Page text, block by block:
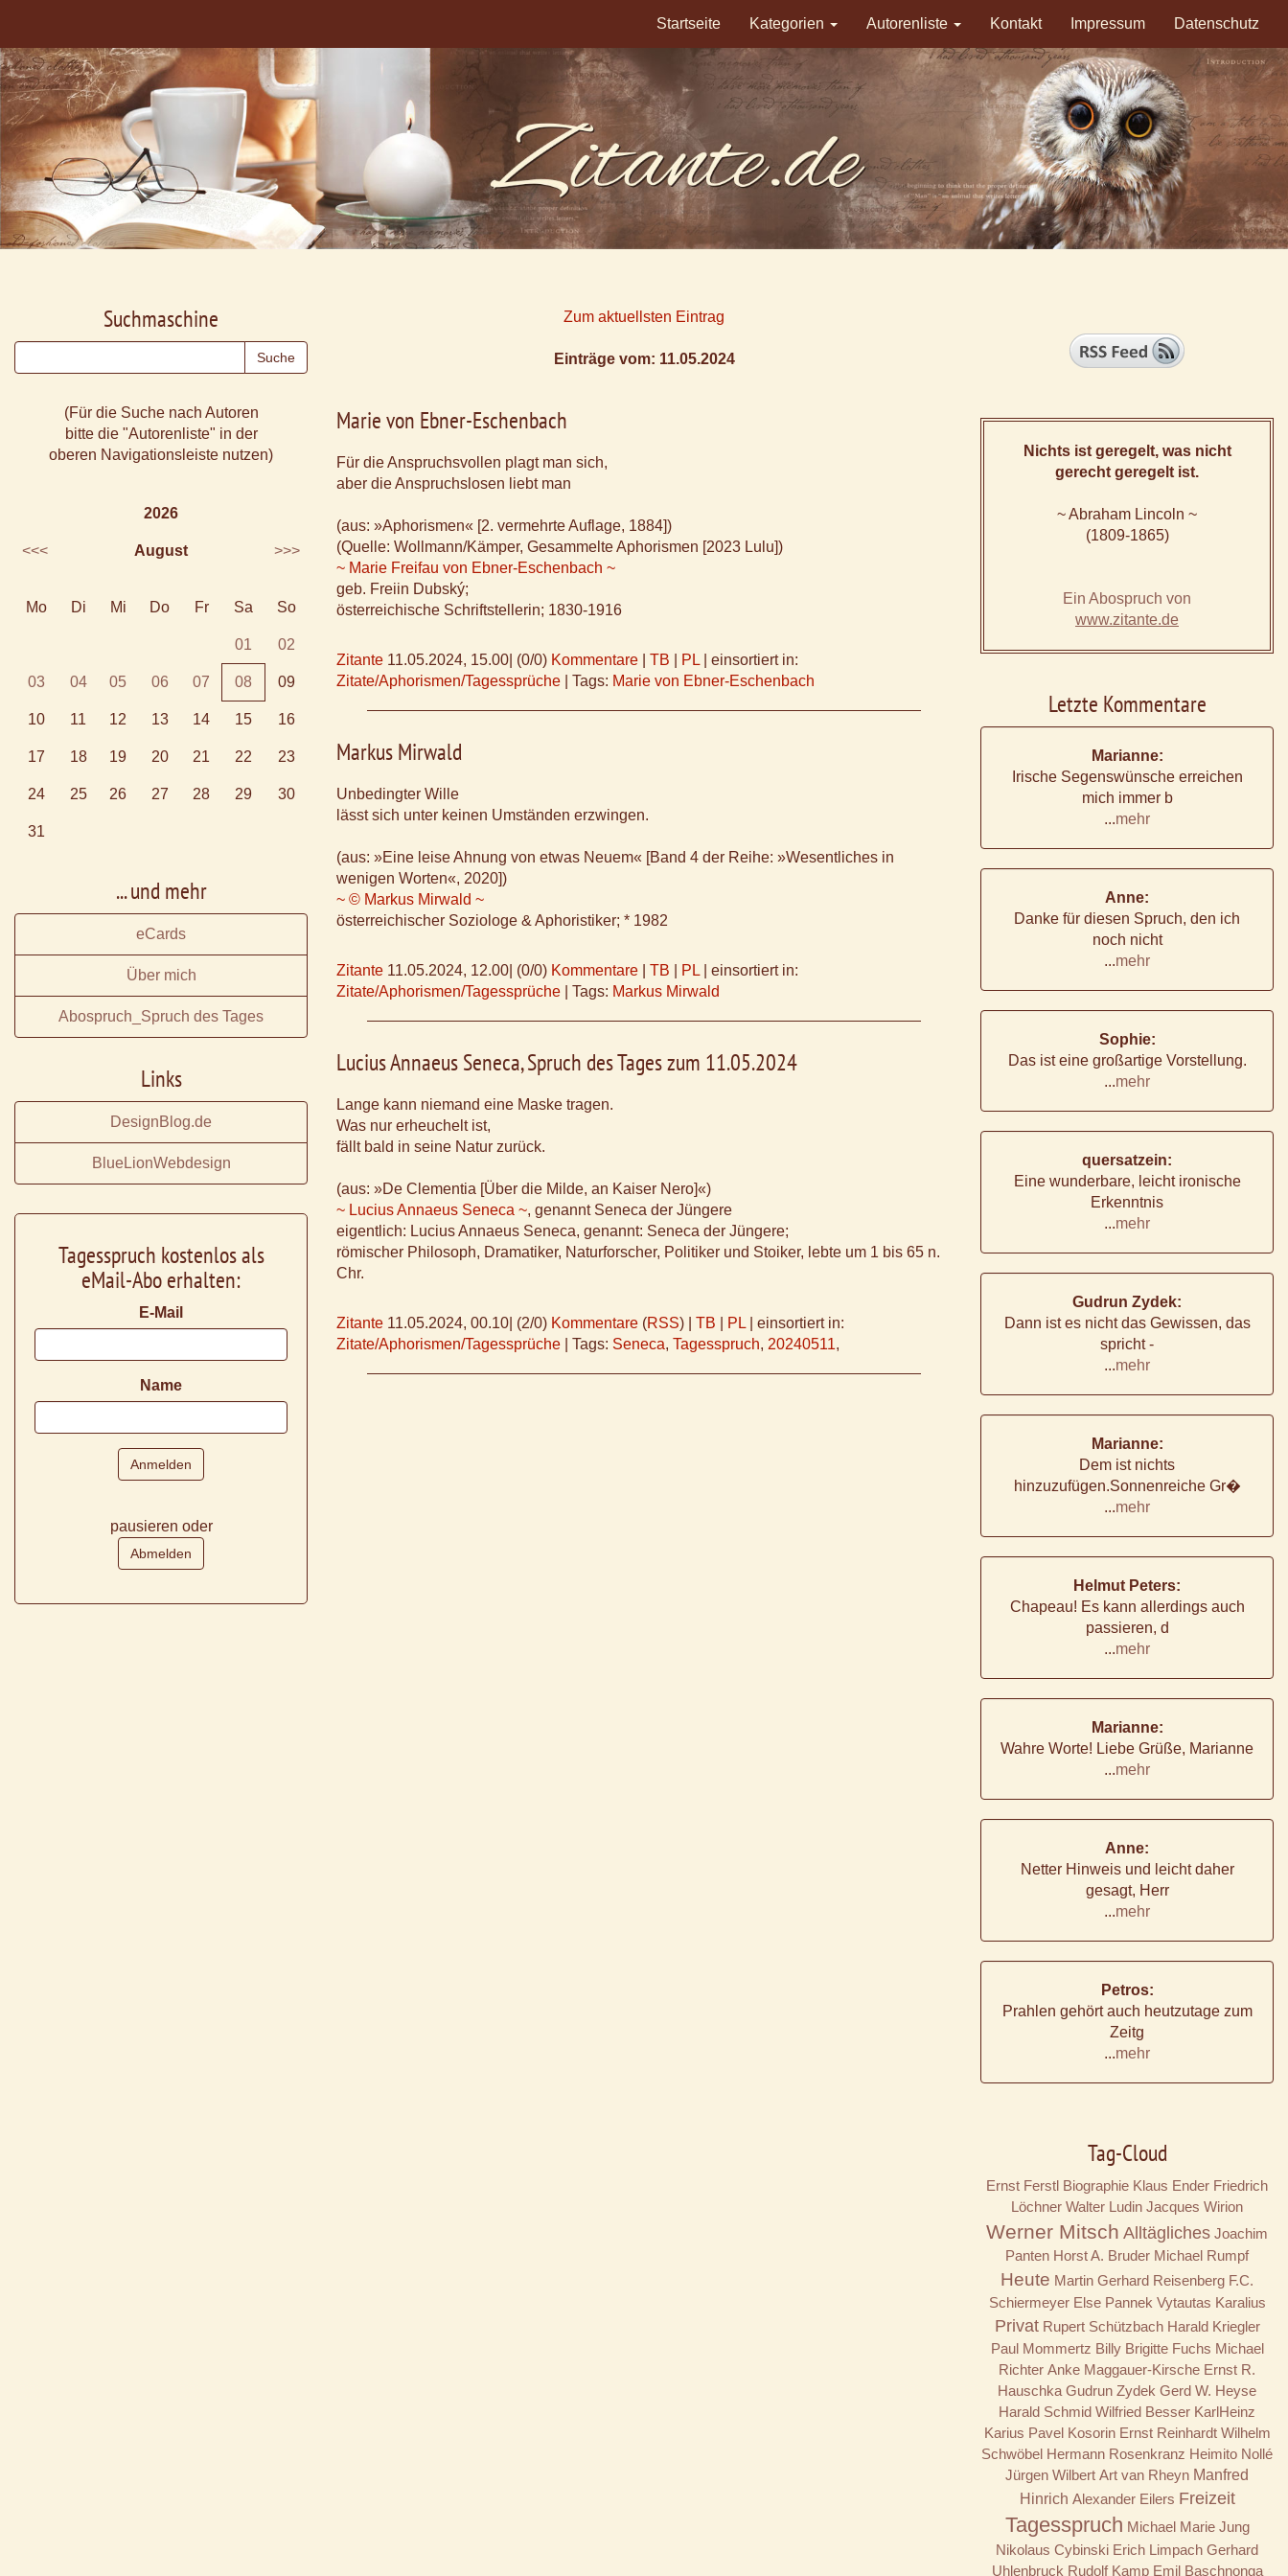
Startseite Kategorien Autorenliste Kontakt Impressum Datenschutz
Zum aktuellsten Eintrag
Einträge vom: 11.05.2024
Marie von Ebner-Eschenbach
Für die Anspruchsvollen plagt man sich,
aber die Anspruchslosen liebt man
(aus: »Aphorismen« [2. vermehrte Auflage, 1884])
(Quelle: Wollmann/Kämper, Gesammelte Aphorismen [2023 Lulu])
~ Marie Freifau von Ebner-Eschenbach ~
geb. Freiin Dubský;
österreichische Schriftstellerin; 1830-1916
Zitante 11.05.2024, 15.00 (0/0) Kommentare TB PL
einsortiert in:
Zitate/Aphorismen/Tagessprüche
Tags: Marie von Ebner-Eschenbach
Markus Mirwald
Unbedingter Wille
lässt sich unter keinen Umständen erzwingen.
(aus: »Eine leise Ahnung von etwas Neuem« [Band 4 der Reihe: »Wesentliches in
wenigen Worten«, 2020])
~ © Markus Mirwald ~
österreichischer Soziologe & Aphoristiker; * 1982
Zitante 11.05.2024, 12.00 (0/0) Kommentare TB PL
einsortiert in:
Zitate/Aphorismen/Tagessprüche
Tags: Markus Mirwald
Lucius Annaeus Seneca, Spruch des Tages zum 11.05.2024
Lange kann niemand eine Maske tragen.
Was nur erheuchelt ist,
fällt bald in seine Natur zurück.
(aus: »De Clementia [Über die Milde, an Kaiser Nero]«)
~ Lucius Annaeus Seneca ~, genannt Seneca der Jüngere
eigentlich: Lucius Annaeus Seneca, genannt: Seneca der Jüngere;
römischer Philosoph, Dramatiker, Naturforscher, Politiker und Stoiker, lebte um 1 bis 65 n.
Chr.
Zitante 11.05.2024, 00.10 (2/0) Kommentare (RSS) | TB PL
einsortiert in:
Zitate/Aphorismen/Tagessprüche
Tags: Seneca, Tagesspruch, 20240511,
Suchmaschine
(Für die Suche nach Autoren
bitte die "Autorenliste" in der
oberen Navigationsleiste nutzen)
2026
<<< August >>>
Mo Di Mi Do Fr Sa So
01 02
03 04 05 06 07 08 09
10 11 12 13 14 15 16
17 18 19 20 21 22 23
24 25 26 27 28 29 30
31
... und mehr
eCards
Über mich
Abospruch_Spruch des Tages
Links
DesignBlog.de
BlueLionWebdesign
Tagesspruch kostenlos als
eMail-Abo erhalten:
E-Mail
Name
pausieren oder
Nichts ist geregelt, was nicht
gerecht geregelt ist.
~ Abraham Lincoln ~
(1809-1865)
Ein Abospruch von
www.zitante.de
Letzte Kommentare
Marianne:
Irische Segenswünsche erreichen
mich immer b
...mehr
Anne:
Danke für diesen Spruch, den ich
noch nicht
...mehr
Sophie:
Das ist eine großartige Vorstellung.
...mehr
quersatzein:
Eine wunderbare, leicht ironische
Erkenntnis
...mehr
Gudrun Zydek:
Dann ist es nicht das Gewissen, das
spricht -
...mehr
Marianne:
Dem ist nichts
hinzuzufügen.Sonnenreiche Gr�
...mehr
Helmut Peters:
Chapeau! Es kann allerdings auch
passieren, d
...mehr
Marianne:
Wahre Worte! Liebe Grüße, Marianne
...mehr
Anne:
Netter Hinweis und leicht daher
gesagt, Herr
...mehr
Petros:
Prahlen gehört auch heutzutage zum
Zeitg
...mehr
Tag-Cloud
Ernst Ferstl Biographie Klaus Ender Friedrich
Löchner Walter Ludin Jacques Wirion
Werner Mitsch Alltägliches Joachim
Panten Horst A. Bruder Michael Rumpf
Heute Martin Gerhard Reisenberg F.C.
Schiermeyer Else Pannek Vytautas Karalius
Privat Rupert Schützbach Harald Kriegler
Paul Mommertz Billy Brigitte Fuchs Michael
Richter Anke Maggauer-Kirsche Ernst R.
Hauschka Gudrun Zydek Gerd W. Heyse
Harald Schmid Wilfried Besser KarlHeinz
Karius Pavel Kosorin Ernst Reinhardt Wilhelm
Schwöbel Hermann Rosenkranz Heimito Nollé
Jürgen Wilbert Art van Rheyn Manfred
Hinrich Alexander Eilers Freizeit
Tagesspruch Michael Marie Jung
Nikolaus Cybinski Erich Limpach Gerhard
Uhlenbruck Rudolf Kamp Emil Baschnonga